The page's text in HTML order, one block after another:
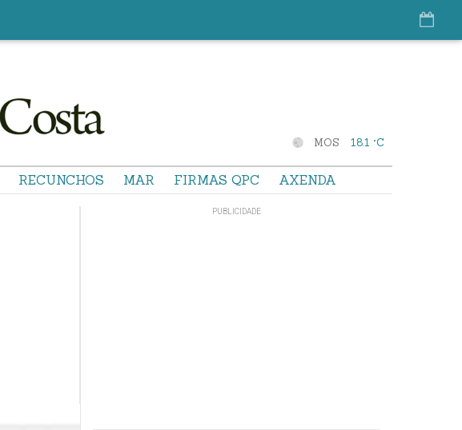
MOS 18.1 °C
RECUNCHOS MAR FIRMAS QPC AXENDA